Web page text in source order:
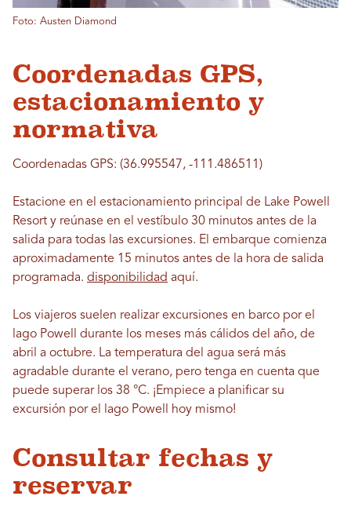
Foto: Austen Diamond
Coordenadas GPS,
estacionamiento y
normativa
Coordenadas GPS: (36.995547, -111.486511)
Estacione en el estacionamiento principal de Lake Powell
Resort y reúnase en el vestíbulo 30 minutos antes de la
salida para todas las excursiones. El embarque comienza
aproximadamente 15 minutos antes de la hora de salida
programada. disponibilidad aquí.
Los viajeros suelen realizar excursiones en barco por el
lago Powell durante los meses más cálidos del año, de
abril a octubre. La temperatura del agua será más
agradable durante el verano, pero tenga en cuenta que
puede superar los 38 °C. ¡Empiece a planificar su
excursión por el lago Powell hoy mismo!
Consultar fechas y
reservar